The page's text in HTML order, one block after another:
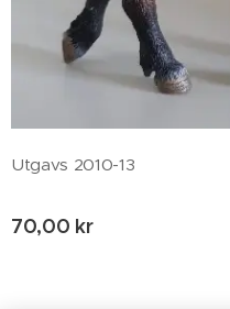
Utgavs 2010-13
70,00 kr